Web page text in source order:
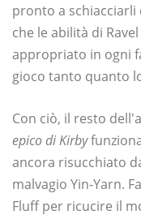
pronto a schiacciarli
che le abilità di
appropriato in ogni
gioco tanto quanto
Con ciò, il resto
epico di Kirby
ancora risucchiato
malvagio Yin-Yarn.
Fluff per ricucire il